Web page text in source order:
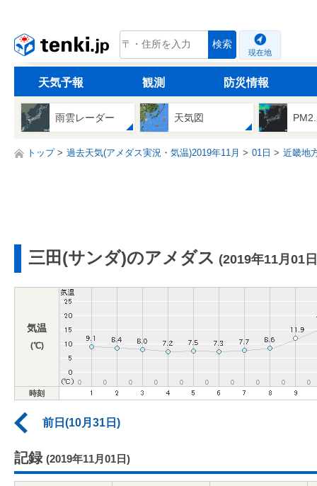
tenki.jp 検索
現在地
天気予報 観測 防災情報
雨雲レーダー 天気図
トップ 過去天気(アメダス実況・気温)2019年11月 01日 近畿地
三田(サンダ)のアメダス (2019年11月01
気温
(℃)
時刻
前日(10月31日)
記録 (2019年11月01日)